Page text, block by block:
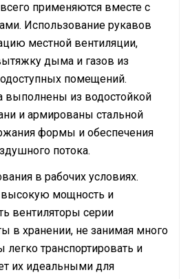
применяются вместе с
Использование рукавов
местной вентиляции,
дыма и газов из
помещений.
выполнены из водостойкой
и армированы стальной
формы и обеспечения
потока.
в рабочих условиях.
мощность и
вентиляторы серии
в хранении, не занимая много
легко транспортировать и
их идеальными для